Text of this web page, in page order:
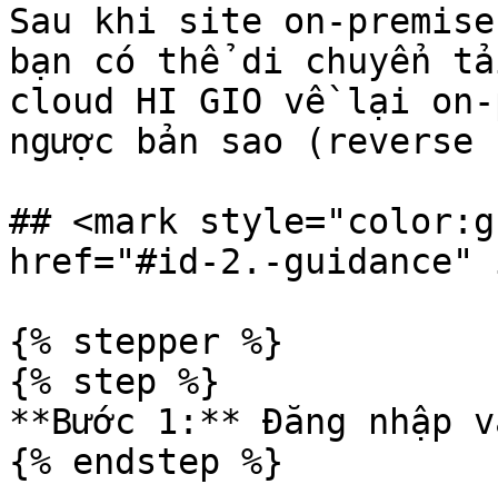
Sau khi site on-
bạn có thể di chuyển
cloud HI GIO về lại on-
ngược bản sao
## <mark
href="#id-2.-guidance"
{% stepper %}
{% step %}
**Bước 1:** Đăng nhập
{% endstep %}